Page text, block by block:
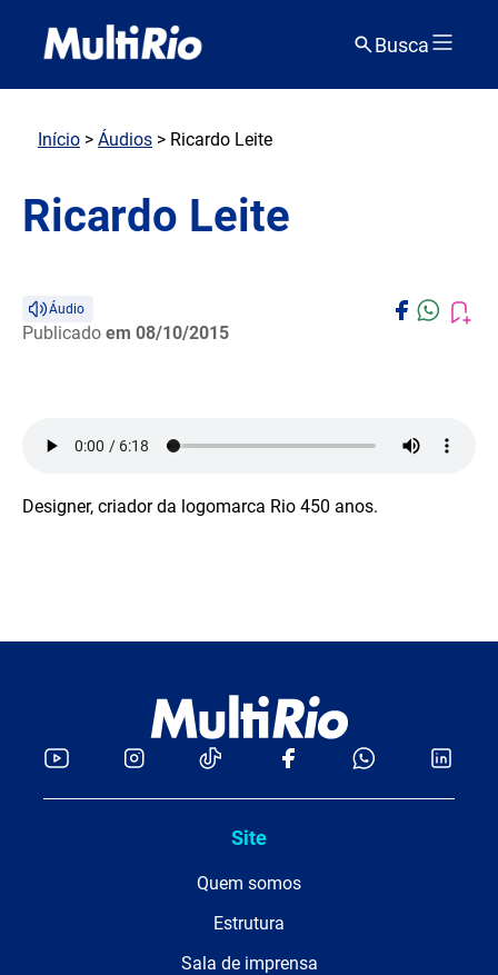
Busca
Início > Áudios > Ricardo Leite
Ricardo Leite
Áudio
Publicado em 08/10/2015
Designer, criador da logomarca Rio 450 anos.
Site
Quem somos
Estrutura
Sala de imprensa